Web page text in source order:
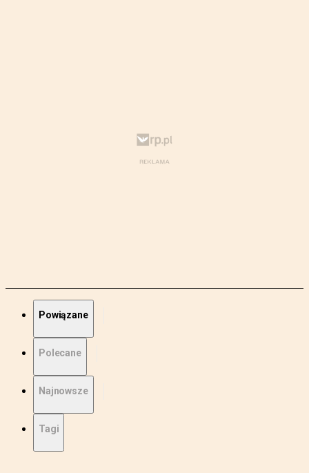
Powiązane
Polecane
Najnowsze
Tagi